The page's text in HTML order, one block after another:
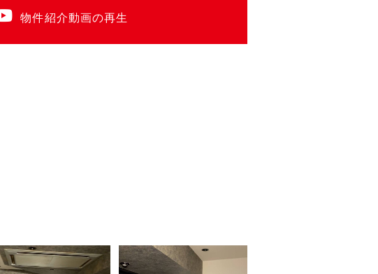
物件紹介動画の再生